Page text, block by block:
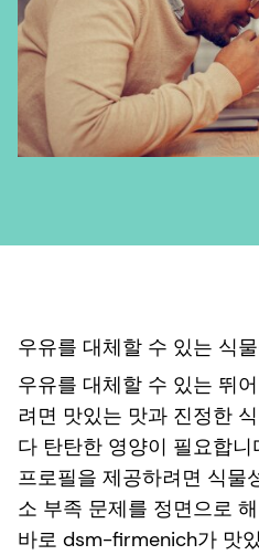
우유를 대체할 수 있는 식
우유를 대체할 수 있는 뛰
려면 맛있는 맛과 진정한
다 탄탄한 영양이 필요합
프로필을 제공하려면 식물
소 부족 문제를 정면으로
바로 dsm-firmenich가 맛